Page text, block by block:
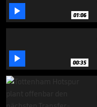
minute,
seconds
 01:06
 00:35